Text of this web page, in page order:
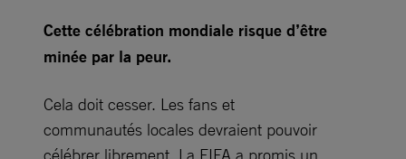
Cette célébration mondiale risque d’être
minée par la peur.
Cela doit cesser. Les fans et
communautés locales devraient pouvoir
célébrer librement. La FIFA a promis un